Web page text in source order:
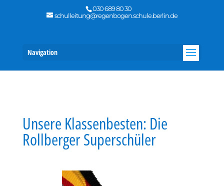
030 689 80 30
schulleitung@regenbogen.schule.berlin.de
Navigation
Unsere Klassenbesten: Die
Rollberger Superschüler